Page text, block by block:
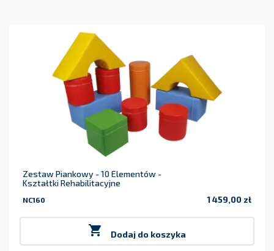
Zestaw Piankowy - 10 Elementów -
Kształtki Rehabilitacyjne
NC160 1 459,00 zł
 Dodaj do koszyka